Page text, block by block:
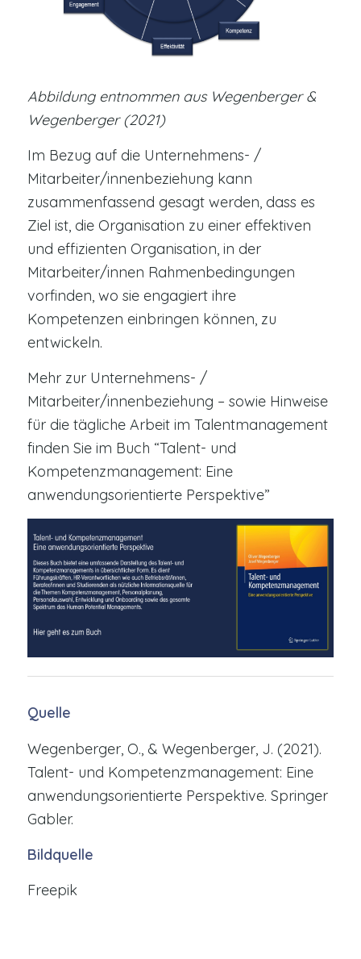
Abbildung entnommen aus Wegenberger &
Wegenberger (2021)
Im Bezug auf die Unternehmens- /
Mitarbeiter/innenbeziehung kann
zusammenfassend gesagt werden, dass es
Ziel ist, die Organisation zu einer effektiven
und effizienten Organisation, in der
Mitarbeiter/innen Rahmenbedingungen
vorfinden, wo sie engagiert ihre
Kompetenzen einbringen können, zu
entwickeln.
Mehr zur Unternehmens- /
Mitarbeiter/innenbeziehung – sowie Hinweise
für die tägliche Arbeit im Talentmanagement
finden Sie im Buch “Talent- und
Kompetenzmanagement: Eine
anwendungsorientierte Perspektive”
Quelle
Wegenberger, O., & Wegenberger, J. (2021).
Talent- und Kompetenzmanagement: Eine
anwendungsorientierte Perspektive. Springer
Gabler.
Bildquelle
Freepik